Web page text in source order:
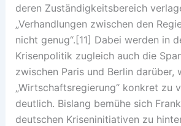
deren Zuständigkeitsbereich
„Verhandlungen zwischen den
nicht genug“.[11] Dabei werden in
Krisenpolitik zugleich auch die
zwischen Paris und Berlin darüber,
„Wirtschaftsregierung“ konkret zu
deutlich. Bislang bemühe sich
deutschen Kriseninitiativen zu